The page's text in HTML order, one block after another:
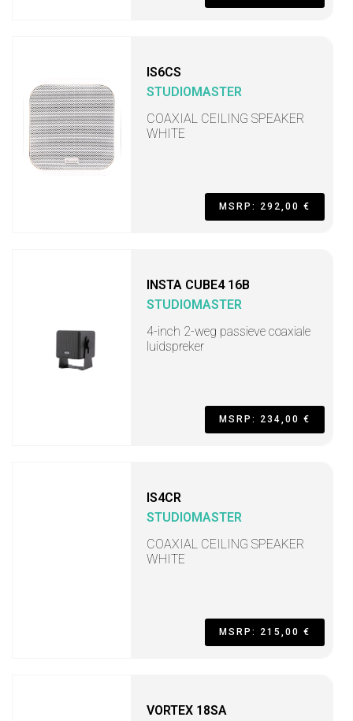
IS6CS
STUDIOMASTER
COAXIAL CEILING SPEAKER
WHITE
MSRP: 292,00 €
INSTA CUBE4 16B
STUDIOMASTER
4-inch 2-weg passieve coaxiale
luidspreker
MSRP: 234,00 €
IS4CR
STUDIOMASTER
COAXIAL CEILING SPEAKER
WHITE
MSRP: 215,00 €
VORTEX 18SA